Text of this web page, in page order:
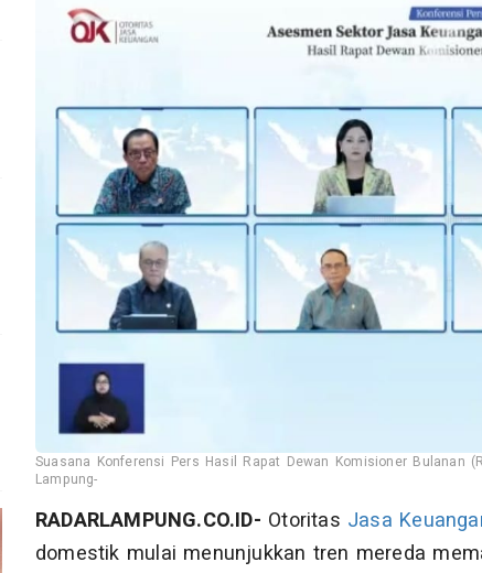
Suasana Konferensi Pers Hasil Rapat Dewan Komisioner Bulanan
Lampung-
RADARLAMPUNG.CO.ID- Otoritas Jasa
domestik mulai menunjukkan tren mereda